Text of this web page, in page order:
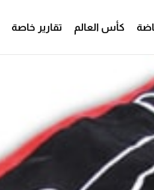
كأس العالم تقارير خاصة